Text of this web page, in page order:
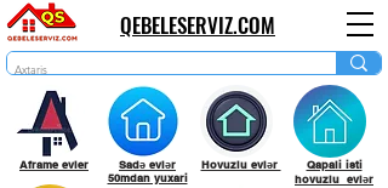
QEBELESERVIZ.COM
Aframe evler
Sadə evlər
50mdan yuxari
Hovuzlu evlər
Qapali isti
hovuzlu evlər